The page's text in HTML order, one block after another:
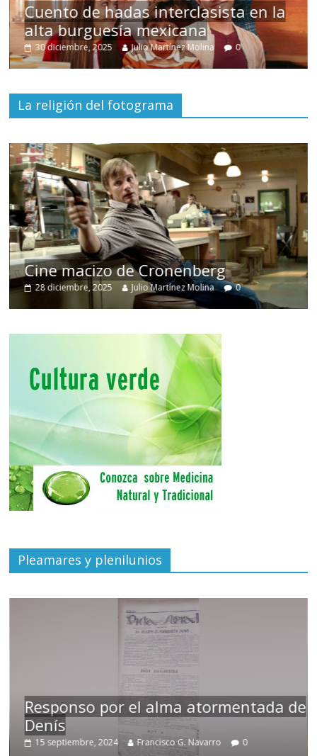
Cuento de hadas interclasista en la
alta burguesía mexicana
30 diciembre, 2025 Julio Martínez Molina 0
La religión del fotograma
Cine macizo de Cronenberg
28 diciembre, 2025 Julio Martínez Molina 0
Pleamares y plenilunios
Responso por el alma atormentada de
Denís
15 septiembre, 2024 Francisco G. Navarro 0